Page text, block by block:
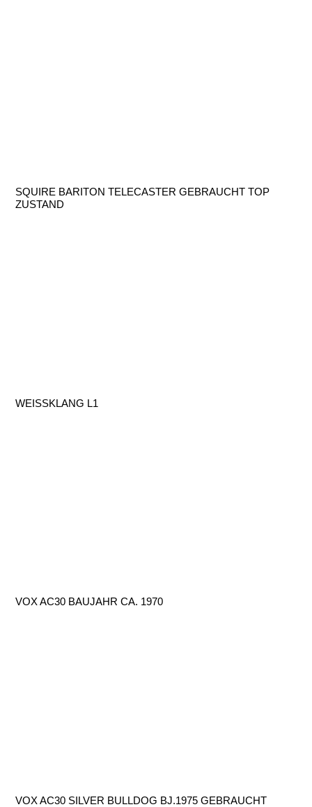
SQUIRE BARITON TELECASTER GEBRAUCHT TOP
ZUSTAND
WEISSKLANG L1
VOX AC30 BAUJAHR CA. 1970
VOX AC30 SILVER BULLDOG BJ.1975 GEBRAUCHT